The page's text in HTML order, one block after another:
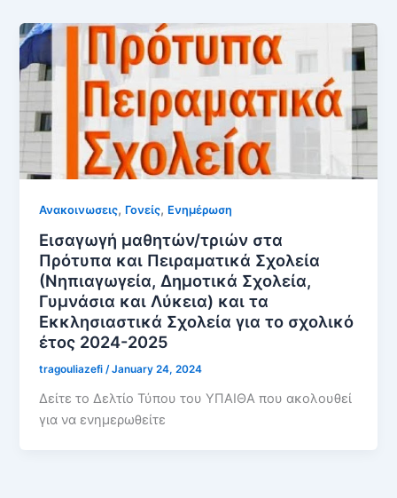
Ανακοινωσεις, Γονείς, Ενημέρωση
Εισαγωγή μαθητών/τριών στα
Πρότυπα και Πειραματικά Σχολεία
(Νηπιαγωγεία, Δημοτικά Σχολεία,
Γυμνάσια και Λύκεια) και τα
Εκκλησιαστικά Σχολεία για το σχολικό
έτος 2024-2025
tragouliazefi/January 24, 2024
Δείτε το Δελτίο Τύπου του ΥΠΑΙΘΑ που ακολουθεί
για να ενημερωθείτε